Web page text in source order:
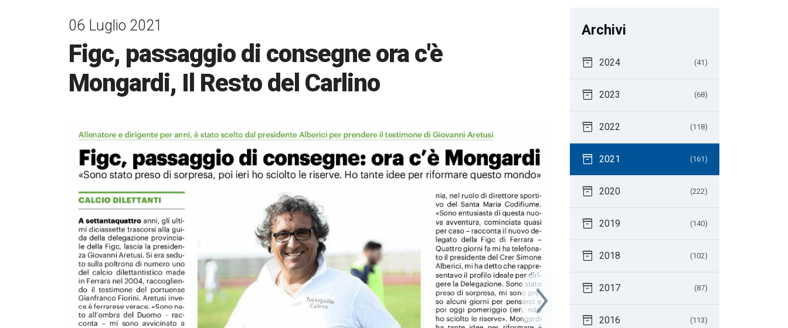
06 Luglio 2021
Figc, passaggio di consegne ora c'è
Mongardi, Il Resto del Carlino
Archivi
inventory_2 2024 (41)
inventory_2 2023 (68)
inventory_2 2022 (118)
inventory_2 2021 (161)
inventory_2 2020 (222)
inventory_2 2019 (140)
inventory_2 2018 (102)
inventory_2 2017 (87)
inventory_2 2016 (113)